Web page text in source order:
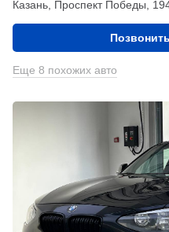
Казань, Проспект Победы,
Еще 8 похожих авто